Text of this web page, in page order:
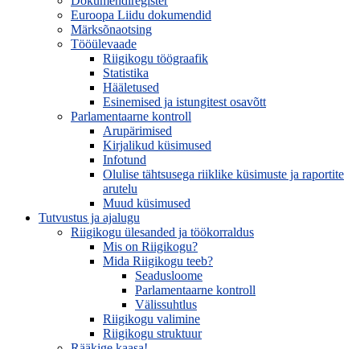
Euroopa Liidu dokumendid
Märksõnaotsing
Tööülevaade
Riigikogu töögraafik
Statistika
Hääletused
Esinemised ja istungitest osavõtt
Parlamentaarne kontroll
Arupärimised
Kirjalikud küsimused
Infotund
Olulise tähtsusega riiklike küsimuste ja raportite
arutelu
Muud küsimused
Tutvustus ja ajalugu
Riigikogu ülesanded ja töökorraldus
Mis on Riigikogu?
Mida Riigikogu teeb?
Seadusloome
Parlamentaarne kontroll
Välissuhtlus
Riigikogu valimine
Riigikogu struktuur